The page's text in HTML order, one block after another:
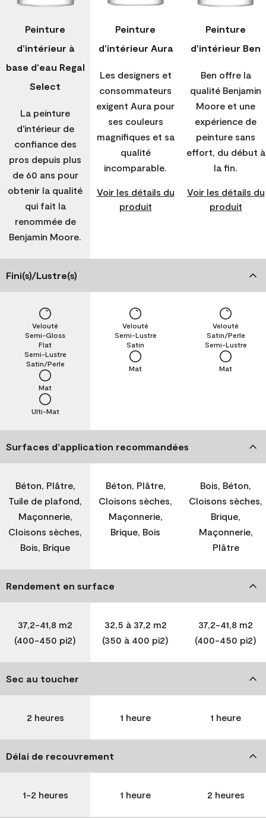
Peinture
d’intérieur à
base d'eau Regal
Select
La peinture
d'intérieur de
confiance des
pros depuis plus
de 60 ans pour
obtenir la qualité
qui fait la
renommée de
Benjamin Moore.
Peinture
d'intérieur Aura
Les designers et
consommateurs
exigent Aura pour
ses couleurs
magnifiques et sa
qualité
incomparable.
Voir les détails du
produit
Peinture
d'intérieur Ben
Ben offre la
qualité Benjamin
Moore et une
expérience de
peinture sans
effort, du début à
la fin.
Voir les détails du
produit
Fini(s)/Lustre(s)
Ulti-Mat
Mat
Satin/Perle
Semi-Lustre
Flat
Semi-Gloss
Velouté
Mat
Satin
Semi-Lustre
Velouté
Mat
Semi-Lustre
Satin/Perle
Velouté
Surfaces d’application recommandées
Béton, Plâtre,
Tuile de plafond,
Maçonnerie,
Cloisons sèches,
Bois, Brique
Béton, Plâtre,
Cloisons sèches,
Maçonnerie,
Brique, Bois
Bois, Béton,
Cloisons sèches,
Brique,
Maçonnerie,
Plâtre
Rendement en surface
37,2-41,8 m2
(400-450 pi2)
32,5 à 37,2 m2
(350 à 400 pi2)
37,2-41,8 m2
(400-450 pi2)
Sec au toucher
2 heures 1 heure 1 heure
Délai de recouvrement
1-2 heures 1 heure 2 heures